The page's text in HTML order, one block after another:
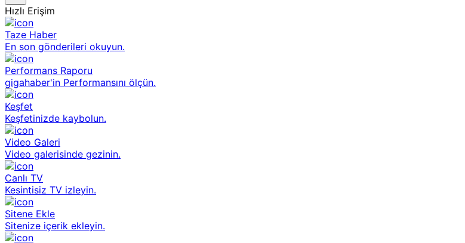
Hızlı Erişim
Taze Haber
En son gönderileri okuyun.
Performans Raporu
gigahaber'in Performansını ölçün.
Keşfet
Keşfetinizde kaybolun.
Video Galeri
Video galerisinde gezinin.
Canlı TV
Kesintisiz TV izleyin.
Sitene Ekle
Sitenize içerik ekleyin.